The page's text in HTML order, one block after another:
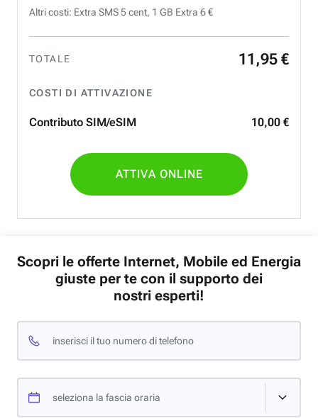
Altri costi: Extra SMS 5 cent, 1 GB Extra 6 €
TOTALE 11 ,95 €
COSTI DI ATTIVAZIONE
Contributo SIM/eSIM 10,00 €
ATTIVA ONLINE
Scopri le offerte Internet, Mobile ed Energia
giuste per te con il supporto dei
nostri esperti!
inserisci il tuo numero di telefono
seleziona la fascia oraria